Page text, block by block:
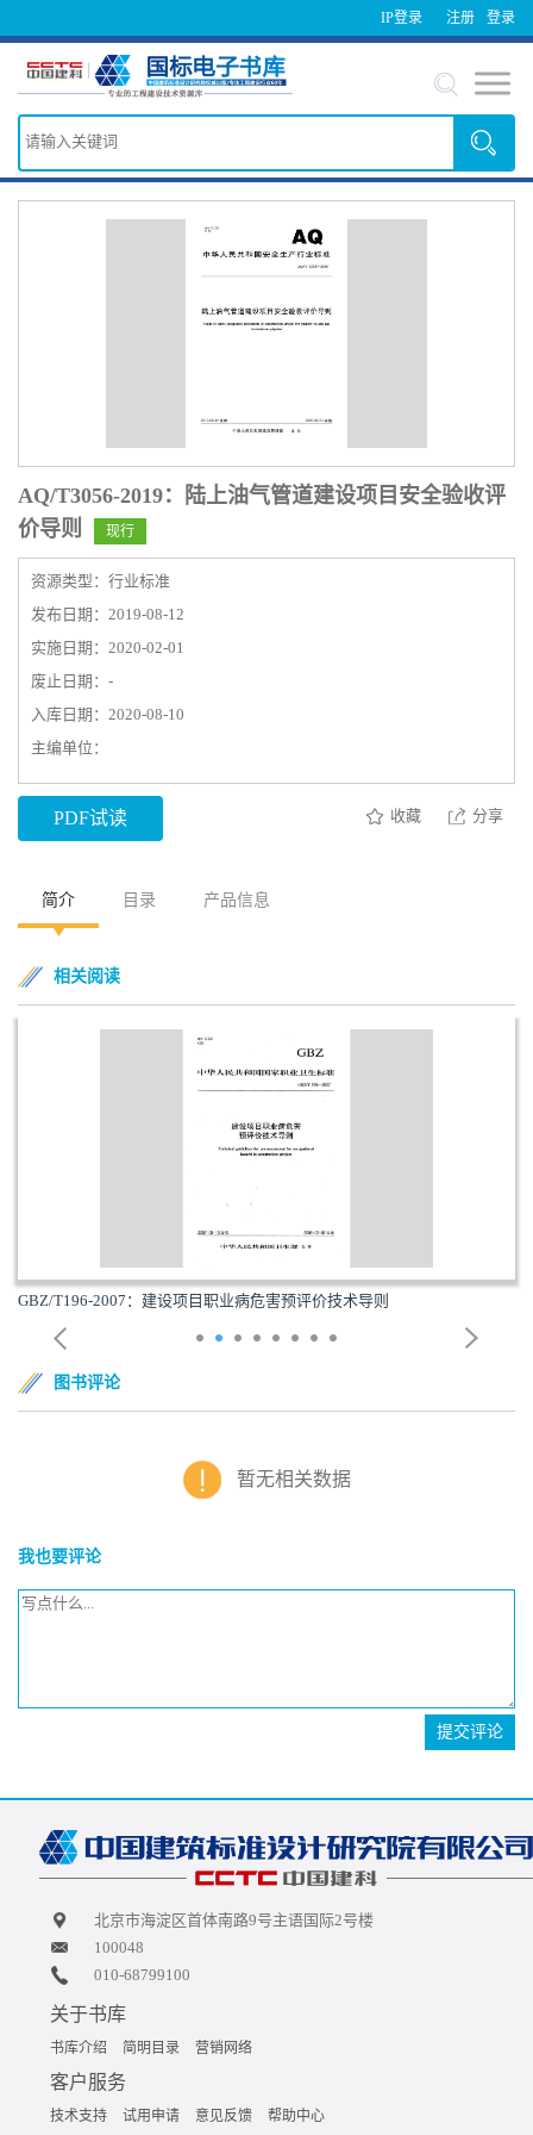
IP登录 登录
注册
AQ/T3056-2019：陆上油气管道建设项目安全验收评
价导则
现行
资源类型：行业标准
发布日期：2019-08-12
实施日期：2020-02-01
废止日期：-
入库日期：2020-08-10
主编单位：
PDF试读 收藏 分享
简介 目录 产品信息
相关阅读
GBZ/T196-2007：建设项目职业病危害预评价技术导则
图书评论
暂无相关数据
我也要评论
提交评论
北京市海淀区首体南路9号主语国际2号楼
100048
010-68799100
关于书库
书库介绍 简明目录 营销网络
客户服务
技术支持 试用申请 意见反馈 帮助中心